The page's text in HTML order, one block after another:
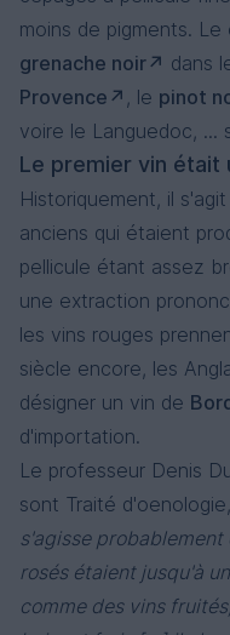
moins de pigments. Le
grenache noir
dans
Provence
, le pinot
voire le Languedoc, ...
Le premier vin était
Historiquement, il
anciens qui étaient
pellicule étant assez
une extraction
les vins rouges
siècle encore, les
désigner un vin de
d'importation.
Le professeur Denis
sont Traité
s'agisse probablement
rosés étaient jusqu'à
comme des vins